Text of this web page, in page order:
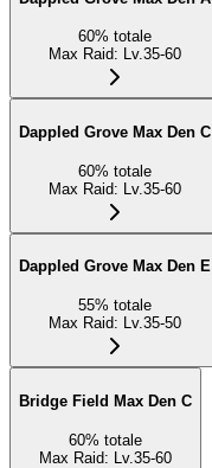
60% totale
Max Raid: Lv.35-60
Dappled Grove Max Den C
60% totale
Max Raid: Lv.35-60
Dappled Grove Max Den E
55% totale
Max Raid: Lv.35-50
Bridge Field Max Den C
60% totale
Max Raid: Lv.35-60